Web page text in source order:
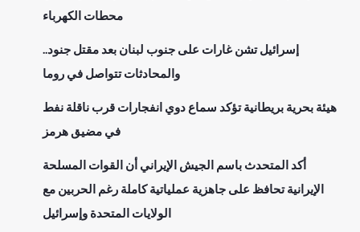
محطات الكهرباء
إسرائيل تشن غارات على جنوب لبنان بعد مقتل جنود..
والمحادثات تتواصل في روما
هيئة بحرية بريطانية تؤكد سماع دوي انفجارات قرب ناقلة نفط
في مضيق هرمز
أكد المتحدث باسم الجيش الإيراني أن القوات المسلحة
الإيرانية تحافظ على جاهزية عملياتية كاملة رغم الحربين مع
الولايات المتحدة وإسرائيل